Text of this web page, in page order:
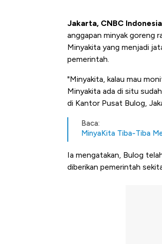
Jakarta, CNBC Indonesia
anggapan minyak goreng
Minyakita yang menjadi
pemerintah.
"Minyakita, kalau mau
Minyakita ada di situ
di Kantor Pusat Bulog,
Baca:
MinyaKita Tiba-Tiba
Ia mengatakan, Bulog
diberikan pemerintah